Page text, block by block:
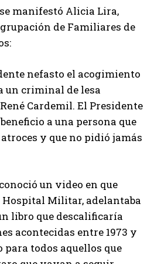
manifestó Alicia Lira,
de Familiares de
nefasto el acogimiento
un criminal de lesa
Cardemil. El Presidente
a una persona que
y que no pidió jamás
un video en que
Hospital Militar, adelantaba
libro que descalificaría
acontecidas entre 1973 y
para todos aquellos que